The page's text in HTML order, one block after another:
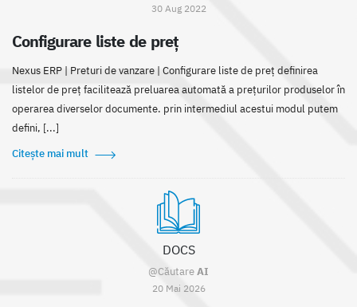
30 Aug 2022
Configurare liste de preț
Nexus ERP | Preturi de vanzare | Configurare liste de preț definirea
listelor de preț facilitează preluarea automată a prețurilor produselor în
operarea diverselor documente. prin intermediul acestui modul putem
defini, [...]
Citește mai mult
DOCS
@CăutareAI
20 Mai 2026